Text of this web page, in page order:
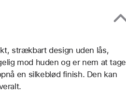
strækbart design uden lås,
mod huden og er nem at tage
en silkeblød finish. Den kan